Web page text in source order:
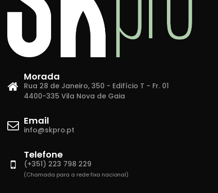
Morada
Rua 28 de Janeiro, 350 - Edifício T - Fr. 01
4400-335 Vila Nova de Gaia
Email
info@skpro.pt
Telefone
(+351) 223 798 229
(Chamada para a rede fixa nacional)